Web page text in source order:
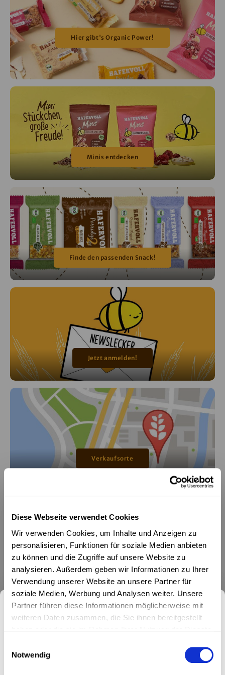
Melde dich für unseren
Keine Aktionen und Produktneuheiten mehr verpassen. Jetzt
Diese Webseite verwendet Cookies
Wir verwenden Cookies, um Inhalte und Anzeigen zu
personalisieren, Funktionen für soziale Medien anbieten
zu können und die Zugriffe auf unsere Website zu
analysieren. Außerdem geben wir Informationen zu Ihrer
Verwendung unserer Website an unsere Partner für
soziale Medien, Werbung und Analysen weiter. Unsere
Partner führen diese Informationen möglicherweise mit
weiteren Daten zusammen, die Sie ihnen bereitgestellt
Notwendig
Hier gibt's Organic Power!
Minis entdecken
Finde den passenden Snack!
Jetzt anmelden!
Verkaufsorte
Für Business Bienen